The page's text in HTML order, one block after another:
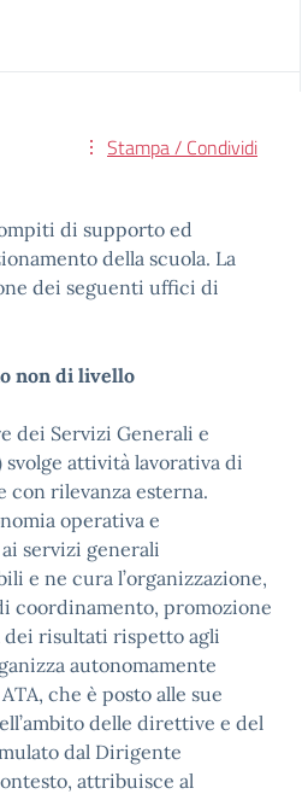
Stampa / Condividi
di supporto ed
della scuola. La
dei seguenti uffici di
non di livello
dei Servizi Generali e
attività lavorativa di
con rilevanza esterna.
operativa e
servizi generali
e ne cura l’organizzazione,
coordinamento, promozione
risultati rispetto agli
autonomamente
che è posto alle sue
delle direttive e del
dal Dirigente
attribuisce al